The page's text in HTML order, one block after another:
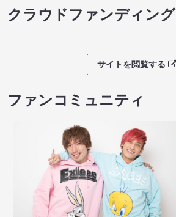
クラウドファンディング
サイトを閲覧する
ファンコミュニティ